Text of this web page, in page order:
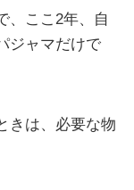
、ここ2年、自
ジャマだけで
きは、必要な物